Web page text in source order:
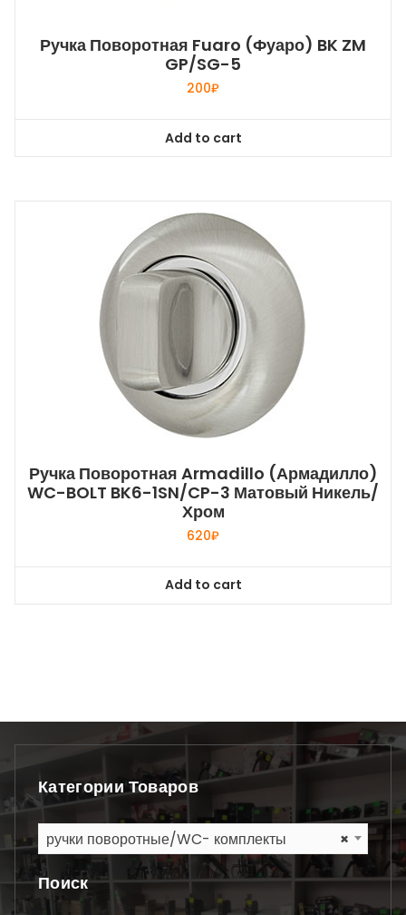
Ручка Поворотная Fuaro (Фуаро) BK ZM
GP/SG-5
200₽
Add to cart
Ручка Поворотная Armadillo (Армадилло)
WC-BOLT BK6-1SN/CP-3 Матовый Никель/
Хром
620₽
Add to cart
Категории Товаров
×
ручки поворотные/WC- комплекты
Поиск